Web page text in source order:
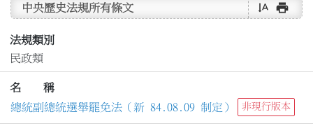
中央歷史法規所有條文 text_rotate_vertical print
法規類別
民政類
名 稱
總統副總統選舉罷免法（新 84.08.09 制定）
非現行版本